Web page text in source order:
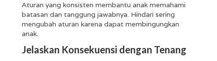
Aturan yang konsisten membantu anak memahami
batasan dan tanggung jawabnya. Hindari sering
mengubah aturan karena dapat membingungkan
anak.
Jelaskan Konsekuensi dengan Tenang